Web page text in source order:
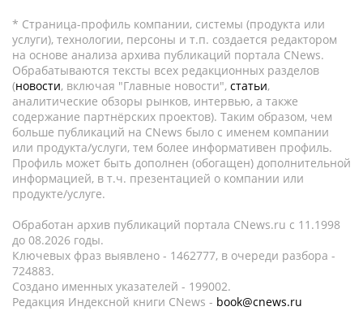
* Страница-профиль компании, системы (продукта или
услуги), технологии, персоны и т.п. создается редактором
на основе анализа архива публикаций портала CNews.
Обрабатываются тексты всех редакционных разделов
(новости, включая "Главные новости", статьи,
аналитические обзоры рынков, интервью, а также
содержание партнёрских проектов). Таким образом, чем
больше публикаций на CNews было с именем компании
или продукта/услуги, тем более информативен профиль.
Профиль может быть дополнен (обогащен) дополнительной
информацией, в т.ч. презентацией о компании или
продукте/услуге.
Обработан архив публикаций портала CNews.ru c 11.1998
до 08.2026 годы.
Ключевых фраз выявлено - 1462777, в очереди разбора -
724883.
Создано именных указателей - 199002.
Редакция Индексной книги CNews - book@cnews.ru